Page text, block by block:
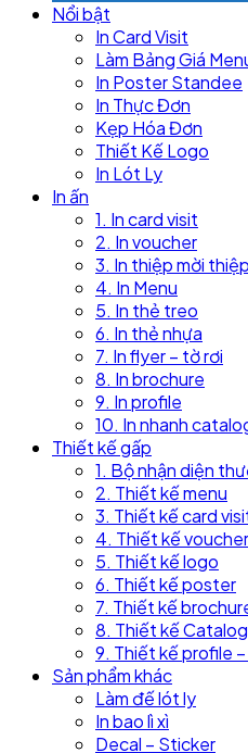
Nổi bật
In Card Visit
Làm Bảng Giá
In Poster Standee
In Thực Đơn
Kẹp Hóa Đơn
Thiết Kế Logo
In Lót Ly
In ấn
1. In card visit
2. In voucher
3. In thiệp mời
4. In Menu
5. In thẻ treo
6. In thẻ nhựa
7. In flyer – tờ rơi
8. In brochure
9. In profile
10. In nhanh
Thiết kế gấp
1. Bộ nhận diện
2. Thiết kế menu
3. Thiết kế card
4. Thiết kế voucher
5. Thiết kế logo
6. Thiết kế poster
7. Thiết kế
8. Thiết kế
9. Thiết kế profile
Sản phẩm khác
Làm đế lót ly
In bao lì xì
Decal – Sticker